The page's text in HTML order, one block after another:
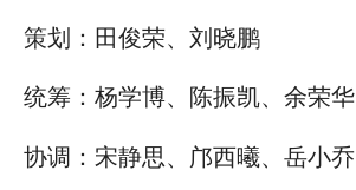
策划：田俊荣、刘晓鹏
统筹：杨学博、陈振凯、余荣华
协调：宋静思、邝西曦、岳小乔